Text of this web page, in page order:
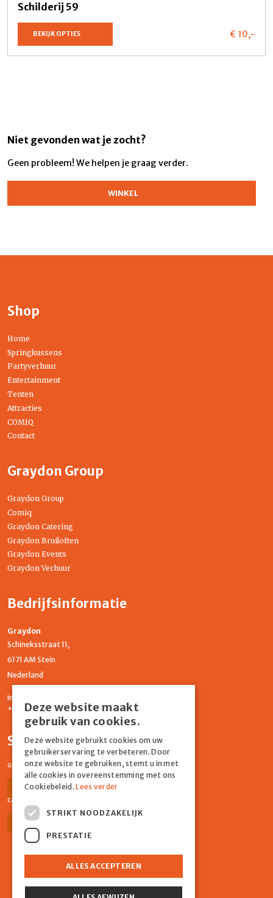
Schilderij 59
BEKIJK OPTIES € 10,-
Niet gevonden wat je zocht?
Geen probleem! We helpen je graag verder.
WINKEL
Shop
Home
Springkussens
Partyverhuur
Entertainment
Tenten
Attracties
COMIQ
Contact
Graydon Group
Graydon Group
Comiq
Graydon Catering
Graydon Bruiloften
Graydon Events
Graydon Verhuur
Bedrijfsinformatie
Graydon
Schineksstraat 11,
6171 AM Stein
Nederland
info@graydonevents.nl
+316 11435859
Social media
Graydon Events
Facebook Instagram
Comiq
Facebook
Deze website maakt
gebruik van cookies.
Deze website gebruikt cookies om uw
gebruikerservaring te verbeteren. Door
onze website te gebruiken, stemt u in met
alle cookies in overeenstemming met ons
Cookiebeleid.Lees verder
STRIKT NOODZAKELIJK
PRESTATIE
ALLES ACCEPTEREN